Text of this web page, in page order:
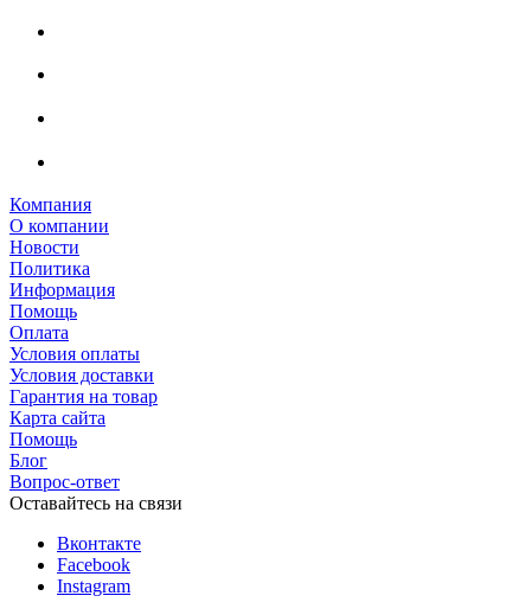
Компания
О компании
Новости
Политика
Информация
Помощь
Оплата
Условия оплаты
Условия доставки
Гарантия на товар
Карта сайта
Помощь
Блог
Вопрос-ответ
Оставайтесь на связи
Вконтакте
Facebook
Instagram